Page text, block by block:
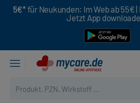
5€* für Neukunden: Im Web ab 55€ |
Jetzt App